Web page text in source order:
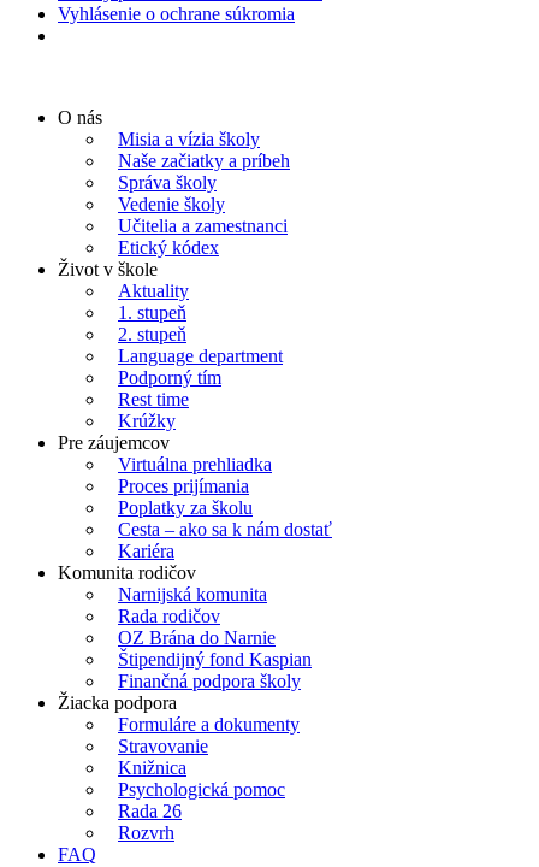
Vyhlásenie o ochrane súkromia
obsah
O nás
Misia a vízia školy
Naše začiatky a príbeh
Správa školy
Vedenie školy
Učitelia a zamestnanci
Etický kódex
Život v škole
Aktuality
1. stupeň
2. stupeň
Language department
Podporný tím
Rest time
Krúžky
Pre záujemcov
Virtuálna prehliadka
Proces prijímania
Poplatky za školu
Cesta – ako sa k nám dostať
Kariéra
Komunita rodičov
Narnijská komunita
Rada rodičov
OZ Brána do Narnie
Štipendijný fond Kaspian
Finančná podpora školy
Žiacka podpora
Formuláre a dokumenty
Stravovanie
Knižnica
Psychologická pomoc
Rada 26
Rozvrh
FAQ